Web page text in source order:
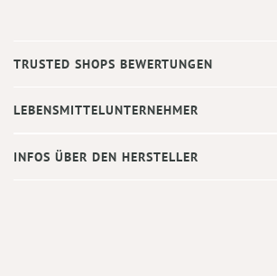
TRUSTED SHOPS BEWERTUNGEN
LEBENSMITTELUNTERNEHMER
INFOS ÜBER DEN HERSTELLER